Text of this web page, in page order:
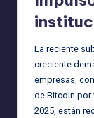
La reciente
creciente
empresas,
de Bitcoin por
2025, están